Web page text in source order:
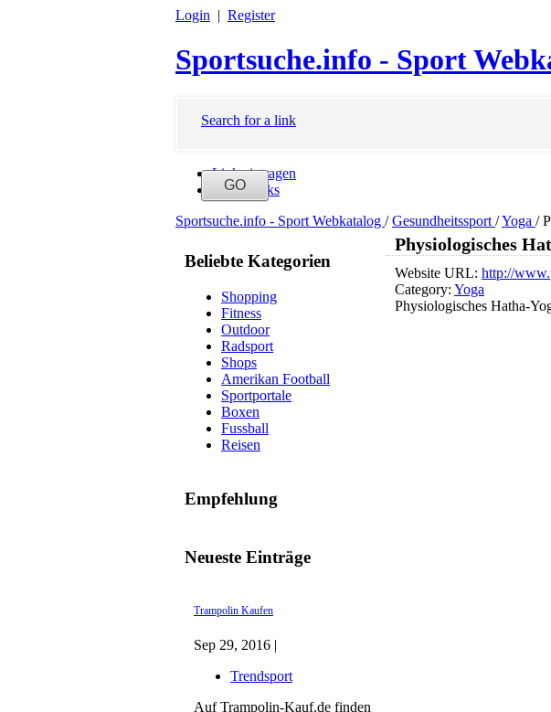
Login | Register
Sportsuche.info - Sport
Search for a link
Link eintragen
Neue Links
Sportsuche.info - Sport Webkatalog / Gesundheitssport/Yoga /
Beliebte Kategorien
Shopping
Fitness
Outdoor
Radsport
Shops
Amerikan Football
Sportportale
Boxen
Fussball
Reisen
Empfehlung
Neueste Einträge
Trampolin Kaufen
Sep 29, 2016 |
Trendsport
Auf Trampolin-Kauf.de finden
Physiologisches
Website URL: http://
Category: Yoga
Physiologisches Hatha-